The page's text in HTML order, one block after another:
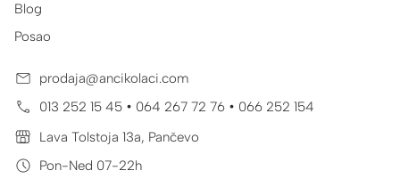
Blog
Posao
prodaja@ancikolaci.com
013 252 15 45 • 064 267 72 76 • 066 252 154
Lava Tolstoja 13a, Pančevo
Pon-Ned 07-22h